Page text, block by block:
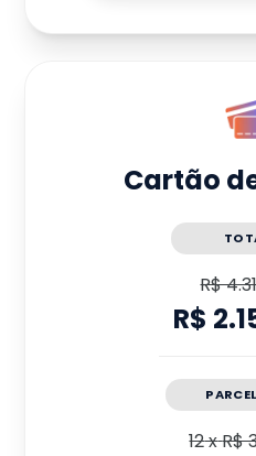
Cartão
R$
R$
12xR$